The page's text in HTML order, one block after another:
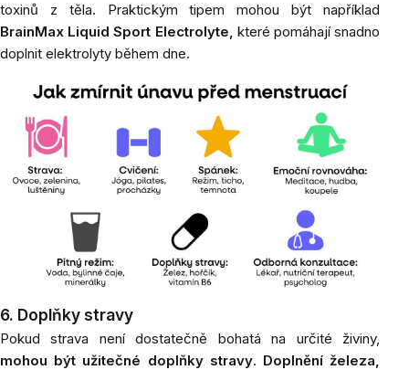
toxinů z těla. Praktickým tipem mohou být například
BrainMax Liquid Sport Electrolyte, které pomáhají snadno
doplnit elektrolyty během dne.
6. Doplňky stravy
Pokud strava není dostatečně bohatá na určité živiny,
mohou být užitečné doplňky stravy. Doplnění železa,